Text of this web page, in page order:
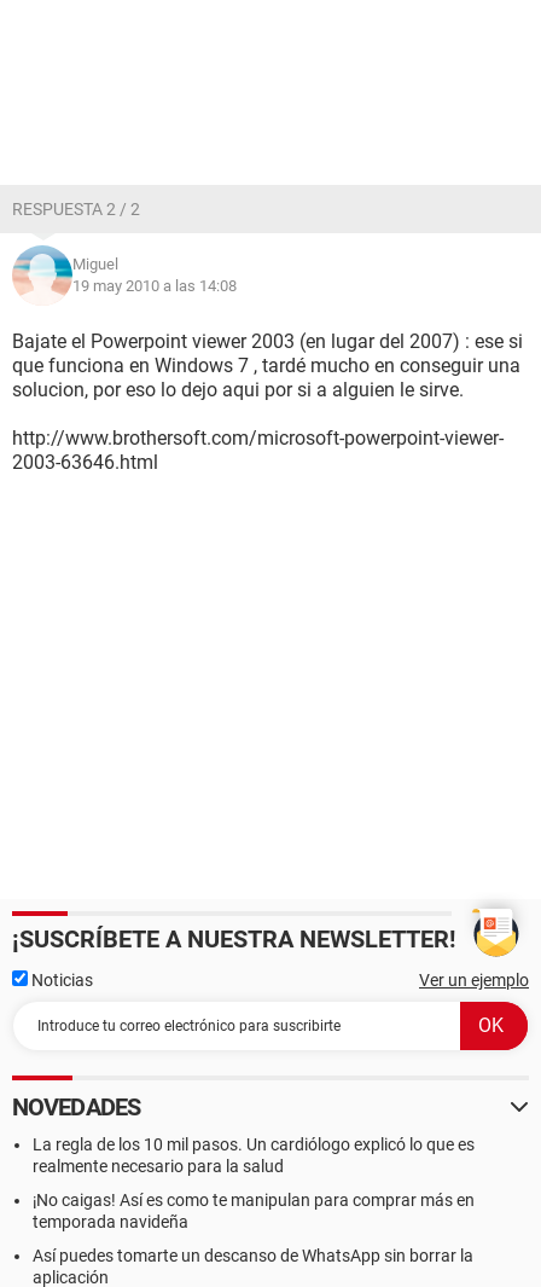
RESPUESTA 2 / 2
Miguel
19 may 2010 a las 14:08
Bajate el Powerpoint viewer 2003 (en lugar del 2007) : ese si
que funciona en Windows 7 , tardé mucho en conseguir una
solucion, por eso lo dejo aqui por si a alguien le sirve.
http://www.brothersoft.com/microsoft-powerpoint-viewer-
2003-63646.html
¡SUSCRÍBETE A NUESTRA NEWSLETTER!
Noticias Ver un ejemplo
NOVEDADES
La regla de los 10 mil pasos. Un cardiólogo explicó lo que es
realmente necesario para la salud
¡No caigas! Así es como te manipulan para comprar más en
temporada navideña
Así puedes tomarte un descanso de WhatsApp sin borrar la
aplicación